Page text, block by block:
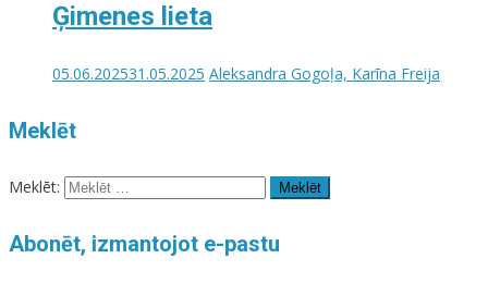
Ģimenes lieta
05.06.202531.05.2025 Aleksandra Gogoļa, Karīna Freija
Meklēt
Meklēt:
Abonēt, izmantojot e-pastu